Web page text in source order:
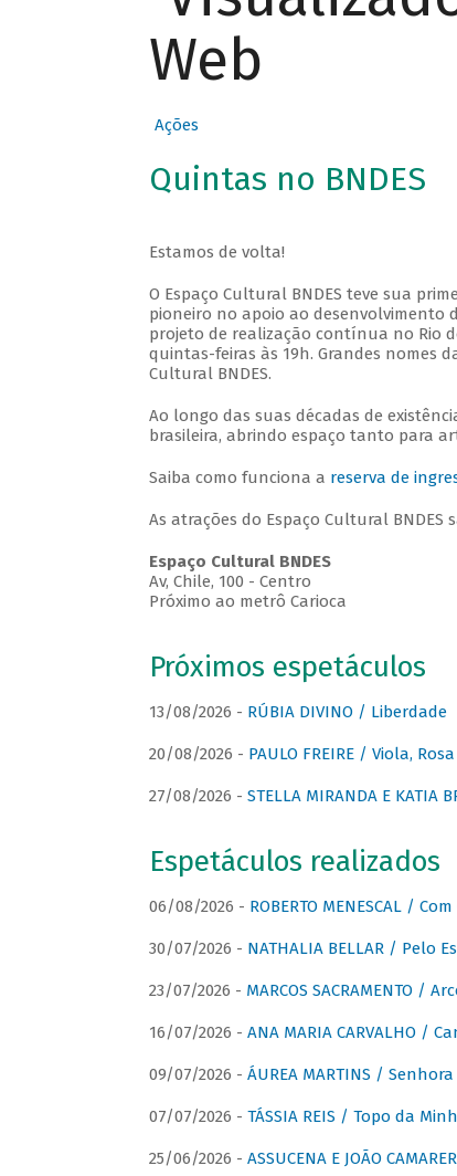
Web
Ações
Quintas no BNDES
Estamos de volta!
O Espaço Cultural BNDES teve sua
pioneiro no apoio ao desenvolvimento
projeto de realização contínua no Rio
quintas-feiras às 19h. Grandes nomes
Cultural BNDES.
Ao longo das suas décadas de
brasileira, abrindo espaço tanto para
Saiba como funciona a reserva de
As atrações do Espaço Cultural
Espaço Cultural BNDES
Av, Chile, 100 - Centro
Próximo ao metrô Carioca
Próximos espetáculos
13/08/2026 - RÚBIA DIVINO / Liberdade
20/08/2026 - PAULO FREIRE / Viola,
27/08/2026 - STELLA MIRANDA E
Espetáculos realizados
06/08/2026 - ROBERTO MENESCAL /
30/07/2026 - NATHALIA BELLAR / Pelo
23/07/2026 - MARCOS SACRAMENTO /
16/07/2026 - ANA MARIA CARVALHO /
09/07/2026 - ÁUREA MARTINS /
07/07/2026 - TÁSSIA REIS / Topo da
25/06/2026 - ASSUCENA E JOÃO